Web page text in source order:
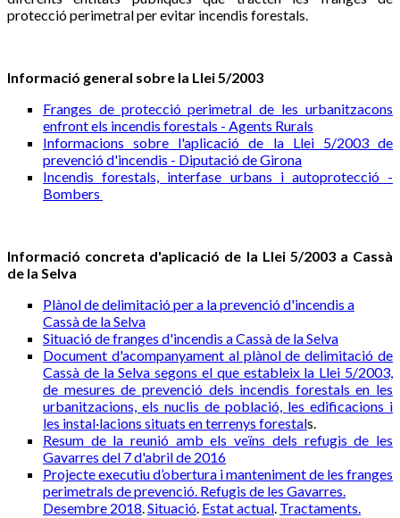
protecció perimetral per evitar incendis forestals.
Informació general sobre la Llei 5/2003
Franges de protecció perimetral de les urbanitzacons
enfront els incendis forestals - Agents Rurals
Informacions sobre l'aplicació de la Llei 5/2003 de
prevenció d'incendis - Diputació de Girona
Incendis forestals, interfase urbans i autoprotecció -
Bombers
Informació concreta d'aplicació de la Llei 5/2003 a Cassà
de la Selva
Plànol de delimitació per a la prevenció d'incendis a
Cassà de la Selva
Situació de franges d'incendis a Cassà de la Selva
Document d'acompanyament al plànol de delimitació de
Cassà de la Selva segons el que estableix la Llei 5/2003,
de mesures de prevenció dels incendis forestals en les
urbanitzacions, els nuclis de població, les edificacions i
les instal·lacions situats en terrenys forestals.
Resum de la reunió amb els veïns dels refugis de les
Gavarres del 7 d'abril de 2016
Projecte executiu d’obertura i manteniment de les franges
perimetrals de prevenció. Refugis de les Gavarres.
Desembre 2018.Situació. Estat actual. Tractaments.